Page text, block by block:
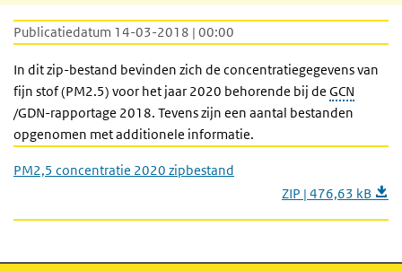
Publicatiedatum 14-03-2018 | 00:00
In dit zip-bestand bevinden zich de concentratiegegevens van
fijn stof (PM2.5) voor het jaar 2020 behorende bij de GCN
/GDN-rapportage 2018. Tevens zijn een aantal bestanden
opgenomen met additionele informatie.
PM2,5 concentratie 2020 zipbestand
ZIP | 476,63 kB